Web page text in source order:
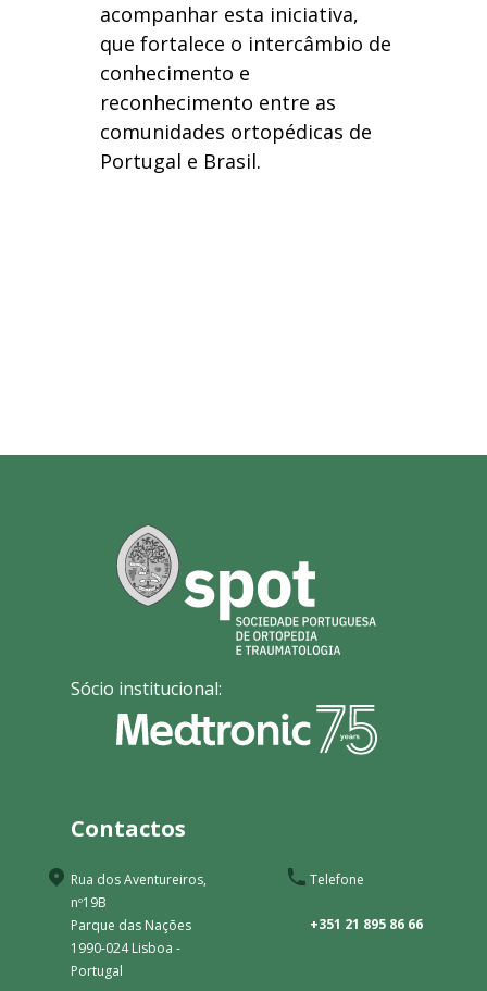
acompanhar esta iniciativa,
que fortalece o intercâmbio de
conhecimento e
reconhecimento entre as
comunidades ortopédicas de
Portugal e Brasil.
Sócio institucional:
Contactos
Rua dos Aventureiros,
nº19B
Parque das Nações
1990-024 Lisboa -
Portugal
Telefone
+351 21 895 86 66